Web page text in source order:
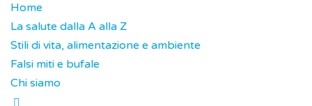
Home
La salute dalla A alla Z
Stili di vita, alimentazione e ambiente
Falsi miti e bufale
Chi siamo